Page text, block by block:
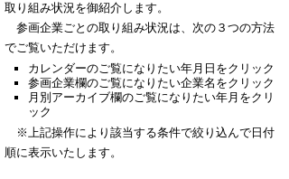
取り組み状況を御紹介します。
参画企業ごとの取り組み状況は、次の３つの方法
でご覧いただけます。
カレンダーのご覧になりたい年月日をクリック
参画企業欄のご覧になりたい企業名をクリック
月別アーカイブ欄のご覧になりたい年月をクリ
ック
※上記操作により該当する条件で絞り込んで日付
順に表示いたします。